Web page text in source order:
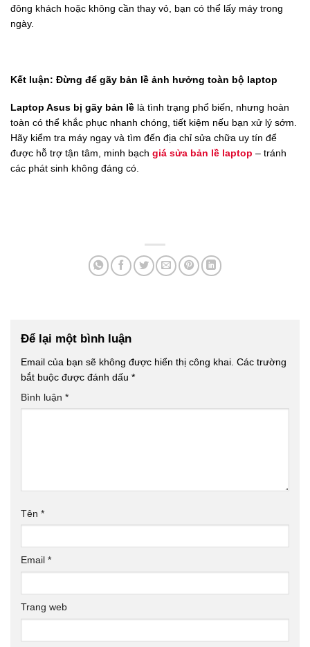
đông khách hoặc không cần thay vỏ, bạn có thể lấy máy trong
ngày.
Kết luận: Đừng để gãy bản lề ảnh hưởng toàn bộ laptop
Laptop Asus bị gãy bản lề là tình trạng phổ biến, nhưng hoàn
toàn có thể khắc phục nhanh chóng, tiết kiệm nếu bạn xử lý sớm.
Hãy kiểm tra máy ngay và tìm đến địa chỉ sửa chữa uy tín để
được hỗ trợ tận tâm, minh bạch giá sửa bản lề laptop – tránh
các phát sinh không đáng có.
Để lại một bình luận
Email của bạn sẽ không được hiển thị công khai. Các trường
bắt buộc được đánh dấu *
Bình luận *
Tên *
Email *
Trang web